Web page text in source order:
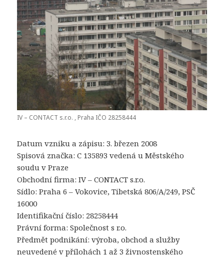
IV – CONTACT s.r.o. , Praha IČO 28258444
Datum vzniku a zápisu: 3. březen 2008
Spisová značka: C 135893 vedená u Městského
soudu v Praze
Obchodní firma: IV – CONTACT s.r.o.
Sídlo: Praha 6 – Vokovice, Tibetská 806/A/249, PSČ
16000
Identifikační číslo: 28258444
Právní forma: Společnost s r.o.
Předmět podnikání: výroba, obchod a služby
neuvedené v přílohách 1 až 3 živnostenského